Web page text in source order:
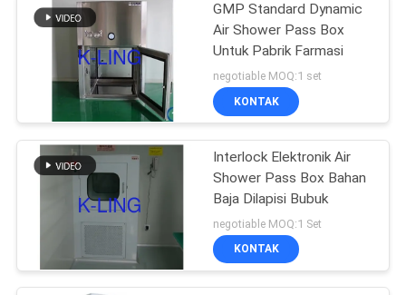
Membagikan Booth
139
Kamar Bersih
GMP Standard Dynamic
Air Shower Pass Box
Untuk Pabrik Farmasi
negotiable MOQ:1 set
KONTAK
Interlock Elektronik Air
Shower Pass Box Bahan
Baja Dilapisi Bubuk
negotiable MOQ:1 Set
KONTAK